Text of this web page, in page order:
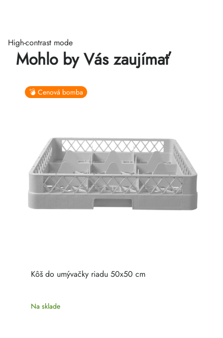
High-contrast mode
Mohlo by Vás zaujímať
💣 Cenová bomba
Kôš do umývačky riadu 50x50 cm
Na sklade